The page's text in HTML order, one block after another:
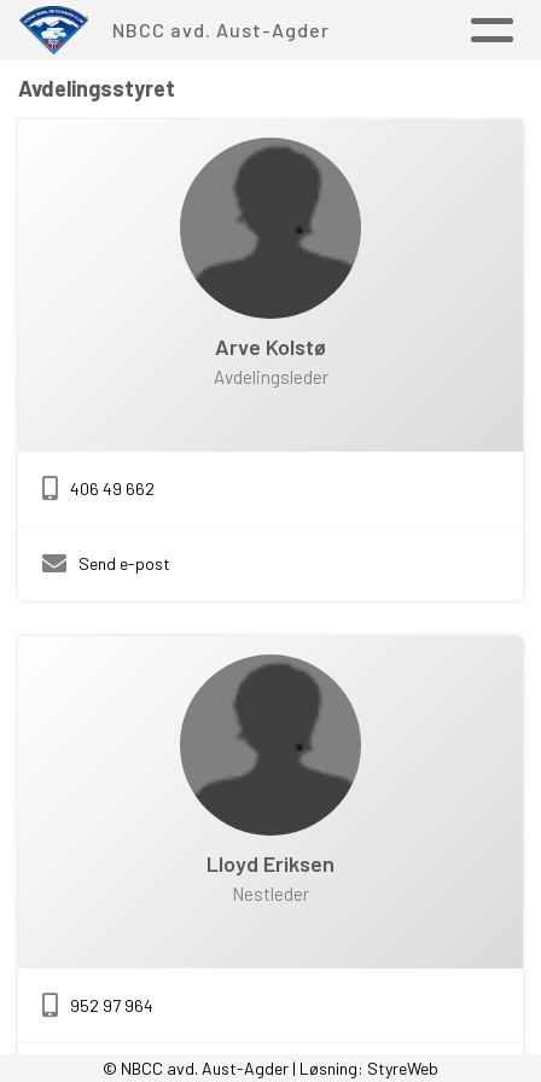
NBCC avd. Aust-Agder
Avdelingsstyret
Arve Kolstø
Avdelingsleder
406 49 662
Send e-post
Lloyd Eriksen
Nestleder
952 97 964
© NBCC avd. Aust-Agder | Løsning: StyreWeb